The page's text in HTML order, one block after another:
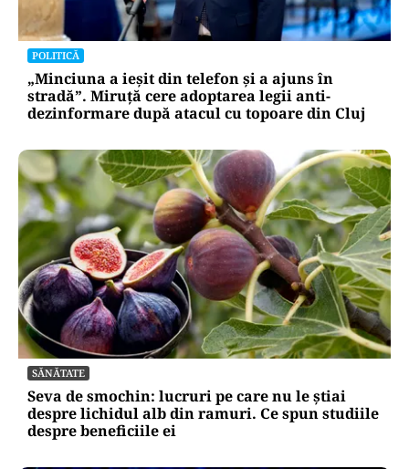
POLITICĂ
„Minciuna a ieșit din telefon și a ajuns în
stradă”. Miruță cere adoptarea legii anti-
dezinformare după atacul cu topoare din Cluj
SĂNĂTATE
Seva de smochin: lucruri pe care nu le știai
despre lichidul alb din ramuri. Ce spun studiile
despre beneficiile ei